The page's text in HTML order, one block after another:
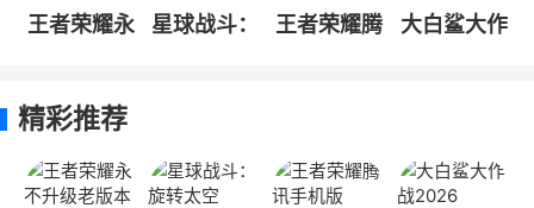
王者荣耀永
星球战斗：
王者荣耀腾
大白鲨大作
精彩推荐